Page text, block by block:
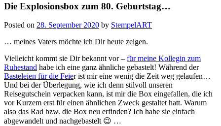
Die Explosionsbox zum 80. Geburtstag…
Posted on 28. September 2020 by StempelART
… meines Vaters möchte ich Dir heute zeigen.
Vielleicht kommt sie Dir bekannt vor – für meine Kollegin zum
Ruhestand habe ich eine ganz ähnliche gebastelt! Während der
Basteleien für die Feier ist mir eine wenig die Zeit weg gelaufen…
Und bei der Überlegung, wie ich denn stilvoll unseren
Reisegutschein verpacken kann, ist mir die Box eingefallen, die ich
vor Kurzem erst für einen ähnlichen Zweck gestaltet hatt. Warum
also das Rad bzw. die Box neu erfinden? Ich habe sie einfach
abgewandelt und nachgebastelt 😉 …